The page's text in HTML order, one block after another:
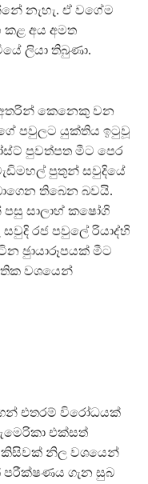
නැහැ. ඒ වගේම
කළ අය අමත
ලියා තිබුණා.
කෙනෙකු වන
පවුලට යුක්තිය ඉටුවූ
පුවත්පත මීට පෙර
පුතුන් සවුදියේ
තිබෙන බවයි.
සාලාහ් කෂෝගි
රජ පවුලේ රියාද්හි
ඡුායාරූපයක් මීට
වශයෙන්
එතරම් විරෝධයක්
එක්සත්
කිසිවක් නිල වශයෙන්
පරීක්ෂණය ගැන සුබ